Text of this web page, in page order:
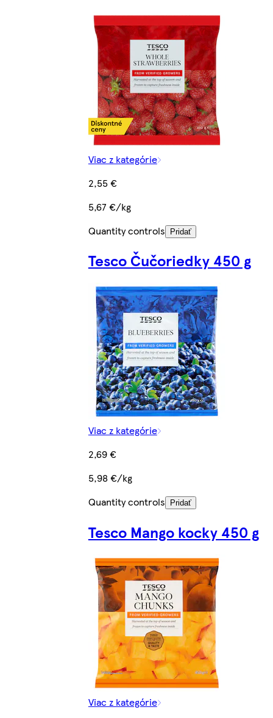
Viac z kategórie
2,55 €
5,67 €/kg
Quantity controls
Pridať
Tesco Čučoriedky 450 g
Viac z kategórie
2,69 €
5,98 €/kg
Quantity controls
Pridať
Tesco Mango kocky 450 g
Viac z kategórie